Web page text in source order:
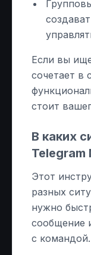
Если вы
сочетает в
стоит
В каких
Telegram
Этот
разных
нужно
сообщение
с командой.